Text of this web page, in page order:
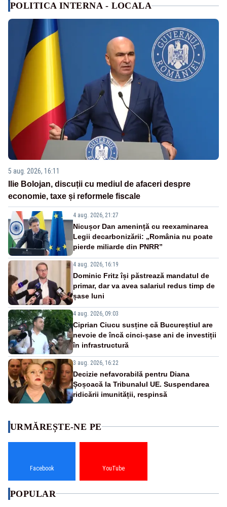
POLITICA INTERNA - LOCALA
5 aug. 2026, 16:11
Ilie Bolojan, discuții cu mediul de afaceri despre
economie, taxe și reformele fiscale
4 aug. 2026, 21:27
Nicușor Dan amenință cu reexaminarea
Legii decarbonizării: „România nu poate
pierde miliarde din PNRR”
4 aug. 2026, 16:19
Dominic Fritz își păstrează mandatul de
primar, dar va avea salariul redus timp de
șase luni
4 aug. 2026, 09:03
Ciprian Ciucu susține că Bucureștiul are
nevoie de încă cinci-șase ani de investiții
în infrastructură
3 aug. 2026, 16:22
Decizie nefavorabilă pentru Diana
Șoșoacă la Tribunalul UE. Suspendarea
ridicării imunității, respinsă
URMĂREȘTE-NE PE
Facebook YouTube
POPULAR